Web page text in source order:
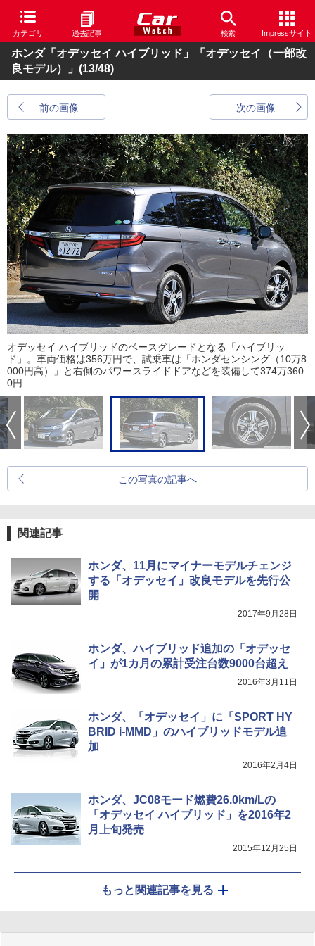
カテゴリ 過去記事 検索 Impressサイト
ホンダ「オデッセイ ハイブリッド」「オデッセイ（一部改
良モデル）」 (13/48)
前の画像 次の画像
オデッセイ ハイブリッドのベースグレードとなる「ハイブリッ
ド」。車両価格は356万円で、試乗車は「ホンダセンシング（10万8
000円高）」と右側のパワースライドドアなどを装備して374万360
0円
この写真の記事へ
関連記事
ホンダ、11月にマイナーモデルチェンジ
する「オデッセイ」改良モデルを先行公
開
2017年9月28日
ホンダ、ハイブリッド追加の「オデッセ
イ」が1カ月の累計受注台数9000台超え
2016年3月11日
ホンダ、「オデッセイ」に「SPORT HY
BRID i-MMD」のハイブリッドモデル追
加
2016年2月4日
ホンダ、JC08モード燃費26.0km/Lの
「オデッセイ ハイブリッド」を2016年2
月上旬発売
2015年12月25日
もっと関連記事を見る